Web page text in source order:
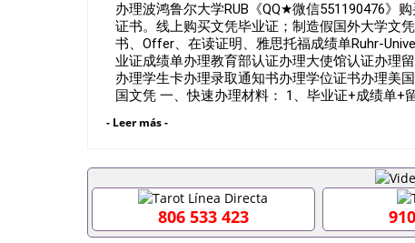
办理波鸿鲁尔大学RUB《QQ★微信551190476》
证书。线上购买文凭毕业证；制造假国外大学文
书、Offer、在读证明、雅思托福成绩单Ruhr-
业证成绩单办理教育部认证办理大使馆认证办理
办理学生卡办理录取通知书办理学位证书办理美
国文凭 一、快速办理材料： 1、毕业证+成绩单+
卡等留学相关材料（申请学校、转学，甚至是申
用吗551190476假的毕业证成绩单可以办学历认
职事业单位/国企假的毕业证会查吗551190476入
在国内能用吗, 挂科拿不到毕业证怎么办, 毕业证
历认证吗,您是否因为中途辍学、挂科而没有正常
551190476您是否因没正常毕业而导致回国得不
- Leer más -
806 533 423